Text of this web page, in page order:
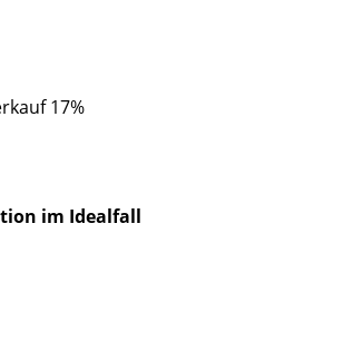
17%
im Idealfall